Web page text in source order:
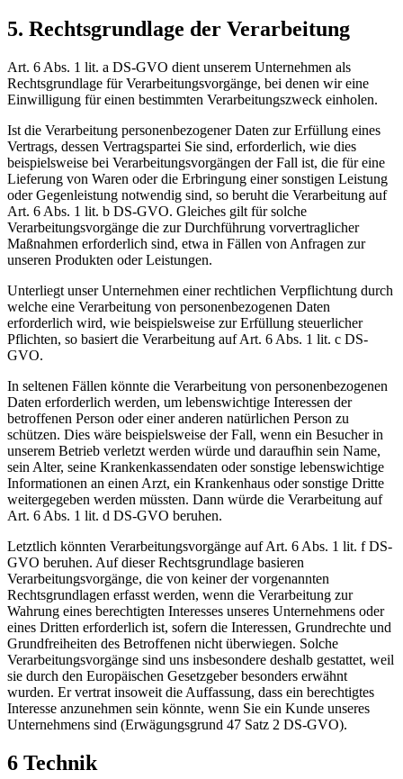
5. Rechtsgrundlage der Verarbeitung
Art. 6 Abs. 1 lit. a DS-GVO dient unserem Unternehmen als
Rechtsgrundlage für Verarbeitungsvorgänge, bei denen wir eine
Einwilligung für einen bestimmten Verarbeitungszweck einholen.
Ist die Verarbeitung personenbezogener Daten zur Erfüllung eines
Vertrags, dessen Vertragspartei Sie sind, erforderlich, wie dies
beispielsweise bei Verarbeitungsvorgängen der Fall ist, die für eine
Lieferung von Waren oder die Erbringung einer sonstigen Leistung
oder Gegenleistung notwendig sind, so beruht die Verarbeitung auf
Art. 6 Abs. 1 lit. b DS-GVO. Gleiches gilt für solche
Verarbeitungsvorgänge die zur Durchführung vorvertraglicher
Maßnahmen erforderlich sind, etwa in Fällen von Anfragen zur
unseren Produkten oder Leistungen.
Unterliegt unser Unternehmen einer rechtlichen Verpflichtung durch
welche eine Verarbeitung von personenbezogenen Daten
erforderlich wird, wie beispielsweise zur Erfüllung steuerlicher
Pflichten, so basiert die Verarbeitung auf Art. 6 Abs. 1 lit. c DS-
GVO.
In seltenen Fällen könnte die Verarbeitung von personenbezogenen
Daten erforderlich werden, um lebenswichtige Interessen der
betroffenen Person oder einer anderen natürlichen Person zu
schützen. Dies wäre beispielsweise der Fall, wenn ein Besucher in
unserem Betrieb verletzt werden würde und daraufhin sein Name,
sein Alter, seine Krankenkassendaten oder sonstige lebenswichtige
Informationen an einen Arzt, ein Krankenhaus oder sonstige Dritte
weitergegeben werden müssten. Dann würde die Verarbeitung auf
Art. 6 Abs. 1 lit. d DS-GVO beruhen.
Letztlich könnten Verarbeitungsvorgänge auf Art. 6 Abs. 1 lit. f DS-
GVO beruhen. Auf dieser Rechtsgrundlage basieren
Verarbeitungsvorgänge, die von keiner der vorgenannten
Rechtsgrundlagen erfasst werden, wenn die Verarbeitung zur
Wahrung eines berechtigten Interesses unseres Unternehmens oder
eines Dritten erforderlich ist, sofern die Interessen, Grundrechte und
Grundfreiheiten des Betroffenen nicht überwiegen. Solche
Verarbeitungsvorgänge sind uns insbesondere deshalb gestattet, weil
sie durch den Europäischen Gesetzgeber besonders erwähnt
wurden. Er vertrat insoweit die Auffassung, dass ein berechtigtes
Interesse anzunehmen sein könnte, wenn Sie ein Kunde unseres
Unternehmens sind (Erwägungsgrund 47 Satz 2 DS-GVO).
6 Technik